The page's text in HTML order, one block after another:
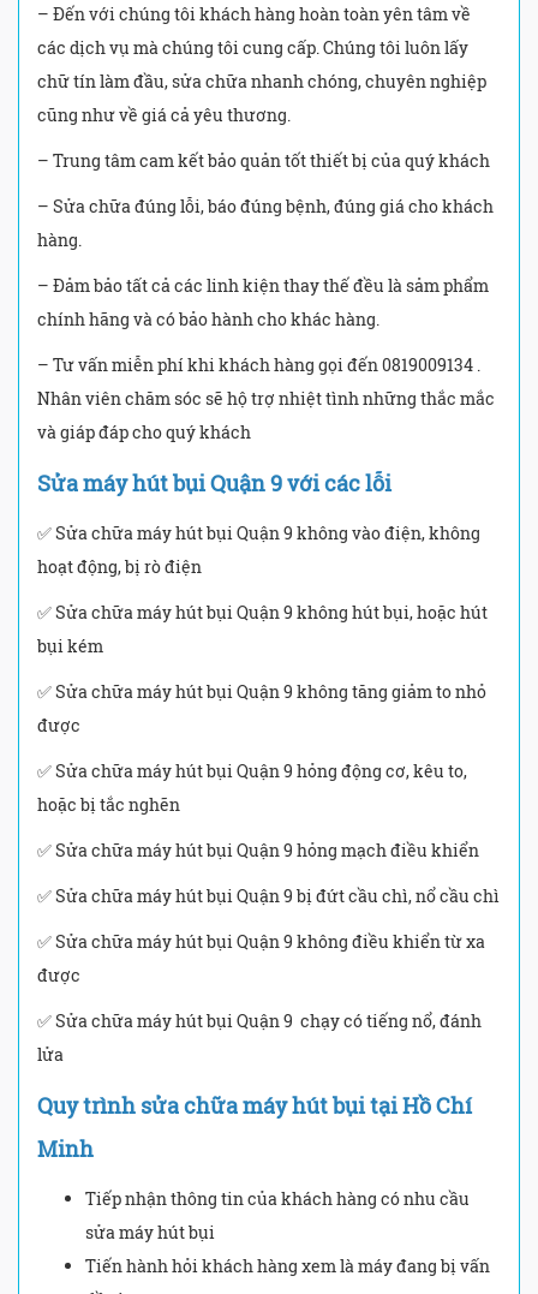
– Đến với chúng tôi khách hàng hoàn toàn yên tâm về
các dịch vụ mà chúng tôi cung cấp. Chúng tôi luôn lấy
chữ tín làm đầu, sửa chữa nhanh chóng, chuyên nghiệp
cũng như về giá cả yêu thương.
– Trung tâm cam kết bảo quản tốt thiết bị của quý khách
– Sửa chữa đúng lỗi, báo đúng bệnh, đúng giá cho khách
hàng.
– Đảm bảo tất cả các linh kiện thay thế đều là sảm phẩm
chính hãng và có bảo hành cho khác hàng.
– Tư vấn miễn phí khi khách hàng gọi đến 0819009134 .
Nhân viên chăm sóc sẽ hộ trợ nhiệt tình những thắc mắc
và giáp đáp cho quý khách
Sửa máy hút bụi Quận 9 với các lỗi
✅ Sửa chữa máy hút bụi Quận 9 không vào điện, không
hoạt động, bị rò điện
✅ Sửa chữa máy hút bụi Quận 9 không hút bụi, hoặc hút
bụi kém
✅ Sửa chữa máy hút bụi Quận 9 không tăng giảm to nhỏ
được
✅ Sửa chữa máy hút bụi Quận 9 hỏng động cơ, kêu to,
hoặc bị tắc nghẽn
✅ Sửa chữa máy hút bụi Quận 9 hỏng mạch điều khiển
✅ Sửa chữa máy hút bụi Quận 9 bị đứt cầu chì, nổ cầu chì
✅ Sửa chữa máy hút bụi Quận 9 không điều khiển từ xa
được
✅ Sửa chữa máy hút bụi Quận 9 chạy có tiếng nổ, đánh
lửa
Quy trình sửa chữa máy hút bụi tại Hồ Chí
Minh
Tiếp nhận thông tin của khách hàng có nhu cầu
sửa máy hút bụi
Tiến hành hỏi khách hàng xem là máy đang bị vấn